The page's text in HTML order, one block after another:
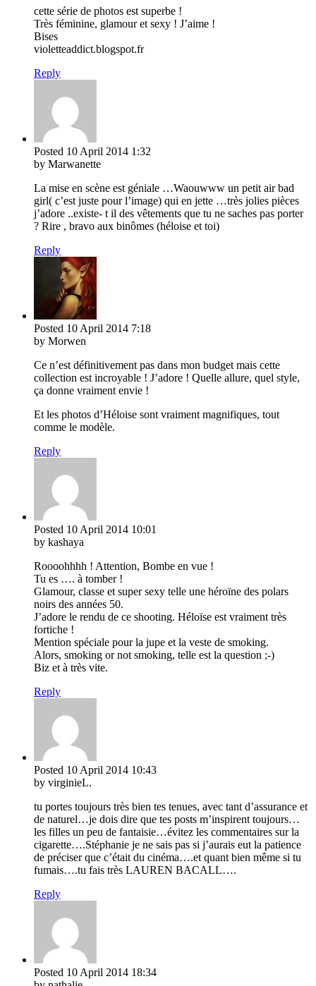
cette série de photos est superbe !
Très féminine, glamour et sexy ! J’aime !
Bises
violetteaddict.blogspot.fr
Reply
Posted 10 April 2014 1:32
by Marwanette
La mise en scène est géniale …Waouwww un petit air bad
girl( c’est juste pour l’image) qui en jette …très jolies pièces
j’adore ..existe- t il des vêtements que tu ne saches pas porter
? Rire , bravo aux binômes (héloise et toi)
Reply
Posted 10 April 2014 7:18
by Morwen
Ce n’est définitivement pas dans mon budget mais cette
collection est incroyable ! J’adore ! Quelle allure, quel style,
ça donne vraiment envie !
Et les photos d’Héloise sont vraiment magnifiques, tout
comme le modèle.
Reply
Posted 10 April 2014 10:01
by kashaya
Roooohhhh ! Attention, Bombe en vue !
Tu es …. à tomber !
Glamour, classe et super sexy telle une héroïne des polars
noirs des années 50.
J’adore le rendu de ce shooting. Héloïse est vraiment très
fortiche !
Mention spéciale pour la jupe et la veste de smoking.
Alors, smoking or not smoking, telle est la question ;-)
Biz et à très vite.
Reply
Posted 10 April 2014 10:43
by virginieL.
tu portes toujours très bien tes tenues, avec tant d’assurance et
de naturel…je dois dire que tes posts m’inspirent toujours…
les filles un peu de fantaisie…évitez les commentaires sur la
cigarette….Stéphanie je ne sais pas si j’aurais eut la patience
de préciser que c’était du cinéma….et quant bien même si tu
fumais….tu fais très LAUREN BACALL….
Reply
Posted 10 April 2014 18:34